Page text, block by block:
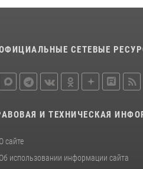
СЕТЕВЫЕ
И ТЕХНИЧЕСКАЯ
О сайте
Об использовании информации сайта